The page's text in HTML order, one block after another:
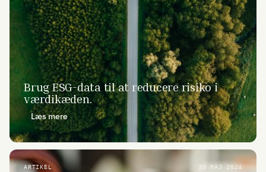
Brug ESG-data til at reducere risiko i
værdikæden.
Læs mere
ARTIKEL 30 MAJ 2024